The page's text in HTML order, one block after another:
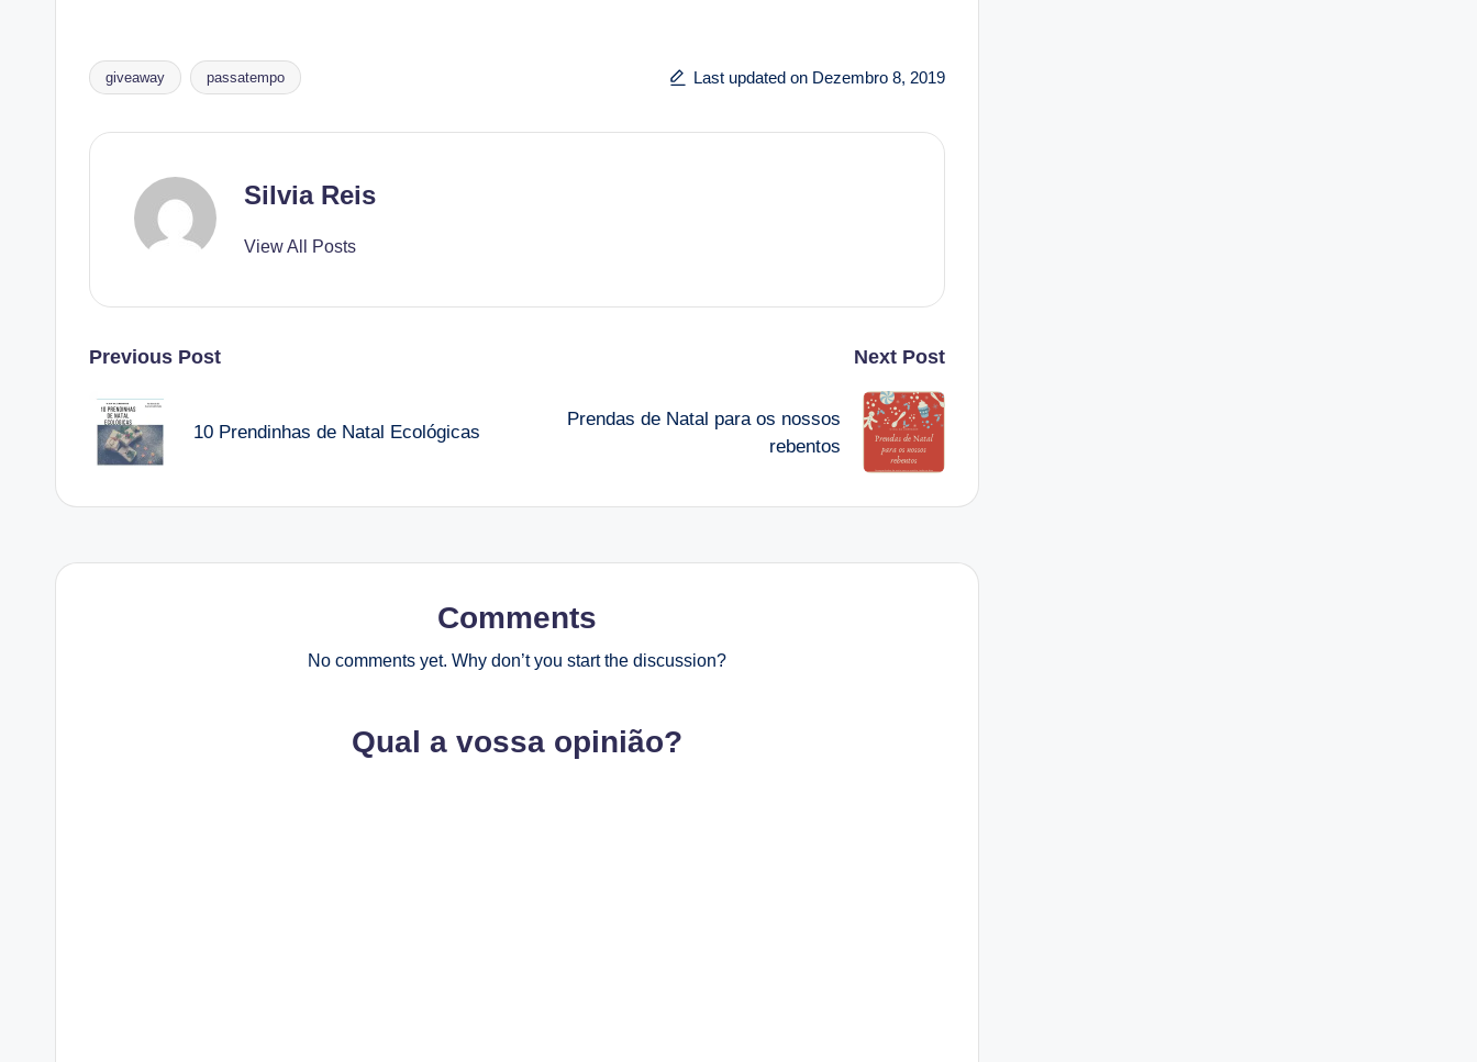
Tags:
giveaway passatempo Last updated on Dezembro 8, 2019
Silvia Reis
View All Posts
Post
navigation
Previous Post
10 Prendinhas de Natal Ecológicas
Next Post
Prendas de Natal para os nossos
rebentos
Comments
No comments yet. Why don’t you start the discussion?
Qual a vossa opinião?